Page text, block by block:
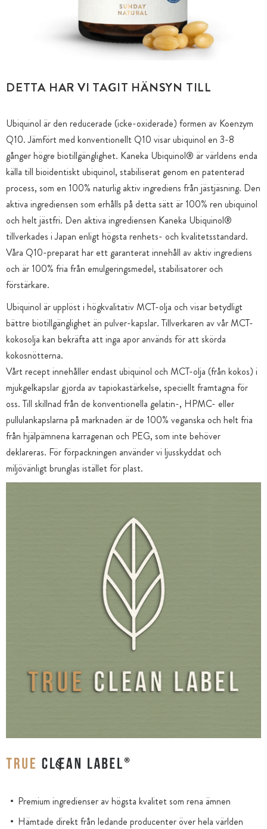
DETTA HAR VI TAGIT HÄNSYN TILL
Ubiquinol är den reducerade (icke-oxiderade) formen av Koenzym
Q10. Jämfört med konventionellt Q10 visar ubiquinol en 3-8
gånger högre biotillgänglighet. Kaneka Ubiquinol® är världens enda
källa till bioidentiskt ubiquinol, stabiliserat genom en patenterad
process, som en 100% naturlig aktiv ingrediens från jästjäsning. Den
aktiva ingrediensen som erhålls på detta sätt är 100% ren ubiquinol
och helt jästfri. Den aktiva ingrediensen Kaneka Ubiquinol®
tillverkades i Japan enligt högsta renhets- och kvalitetsstandard.
Våra Q10-preparat har ett garanterat innehåll av aktiv ingrediens
och är 100% fria från emulgeringsmedel, stabilisatorer och
förstärkare.
Ubiquinol är upplöst i högkvalitativ MCT-olja och visar betydligt
bättre biotillgänglighet än pulver-kapslar. Tillverkaren av vår MCT-
kokosolja kan bekräfta att inga apor används för att skörda
kokosnötterna.
Vårt recept innehåller endast ubiquinol och MCT-olja (från kokos) i
mjukgelkapslar gjorda av tapiokastärkelse, speciellt framtagna för
oss. Till skillnad från de konventionella gelatin-, HPMC- eller
pullulankapslarna på marknaden är de 100% veganska och helt fria
från hjälpämnena karragenan och PEG, som inte behöver
deklareras. För förpackningen använder vi ljusskyddat och
miljövänligt brunglas istället för plast.
Premium ingredienser av högsta kvalitet som rena ämnen
Hämtade direkt från ledande producenter över hela världen